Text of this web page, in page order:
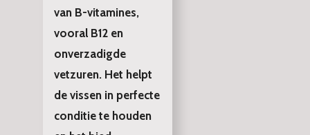
van B-vitamines,
vooral B12 en
onverzadigde
vetzuren. Het helpt
de vissen in perfecte
conditie te houden